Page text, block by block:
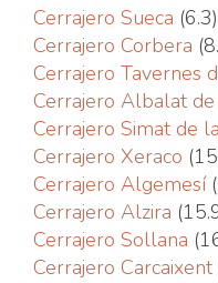
Cerrajero Sueca
Cerrajero Corbera
Cerrajero Tavernes
Cerrajero Albalat
Cerrajero Simat de
Cerrajero Xeraco
Cerrajero Algemesí
Cerrajero Alzira
Cerrajero Sollana
Cerrajero Carcaixent